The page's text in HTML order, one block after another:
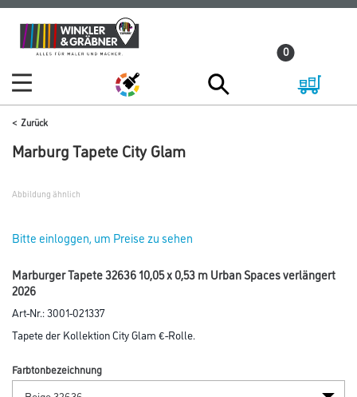
Zum
Inhalt
Zum
Navigationsmenü
0
Zurück
Marburg Tapete City Glam
Abbildung ähnlich
Bitte einloggen, um Preise zu sehen
Marburger Tapete 32636 10,05 x 0,53 m Urban Spaces verlängert
2026
Art-Nr.:3001-021337
Tapete der Kollektion City Glam €-Rolle.
Farbtonbezeichnung